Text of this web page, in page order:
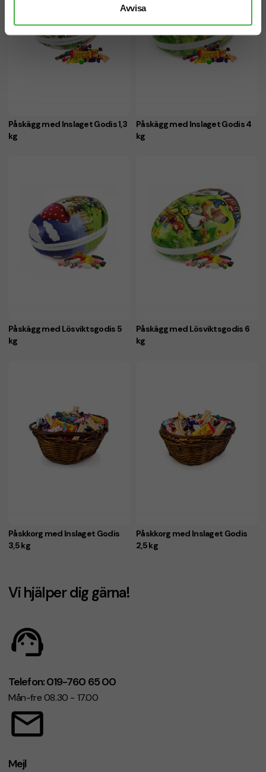
Avvisa
Påskägg med Inslaget Godis 1,3
kg
Påskägg med Inslaget Godis 4
kg
Påskägg med Lösviktsgodis 5
kg
Påskägg med Lösviktsgodis 6
kg
Påskkorg med Inslaget Godis
3,5 kg
Påskkorg med Inslaget Godis
2,5 kg
Vi hjälper dig gärna!
Telefon: 019-760 65 00
Mån-fre 08.30 - 17.00
Mejl